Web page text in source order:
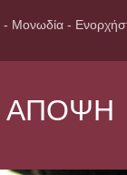
- Μονωδία -
ΑΠΟΨΗ